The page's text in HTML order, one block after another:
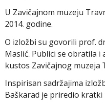
U Zavičajnom muzeju
2014. godine.
O izložbi su govorili prof.
Maslić. Publici se obratila
kustos Zavičajnog muzeja
Inspirisan sadržajima
Baškarad je priredio